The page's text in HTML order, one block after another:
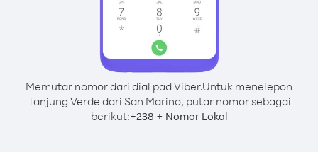
Memutar nomor dari dial pad Viber.Untuk menelepon
Tanjung Verde dari San Marino, putar nomor sebagai
berikut:+238 + Nomor Lokal